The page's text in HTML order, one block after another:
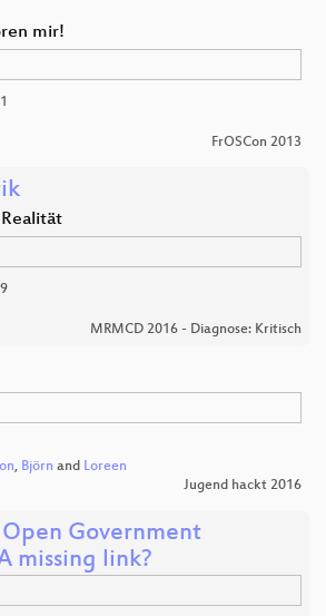
mir!
FrOSCon 2013
MRMCD 2016 - Diagnose: Kritisch
, Björn and Loreen
Jugend hackt 2016
Government
missing link?